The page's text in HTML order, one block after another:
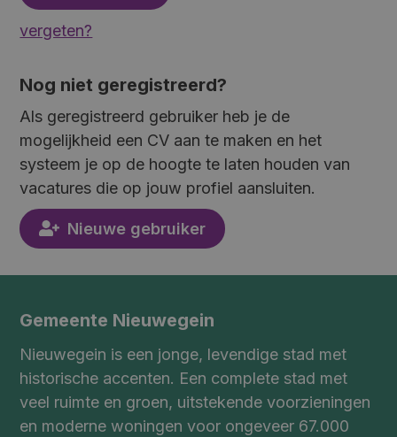
vergeten?
Nog niet geregistreerd?
Als geregistreerd gebruiker heb je de
mogelijkheid een CV aan te maken en het
systeem je op de hoogte te laten houden van
vacatures die op jouw profiel aansluiten.
Nieuwe gebruiker
Gemeente Nieuwegein
Nieuwegein is een jonge, levendige stad met
historische accenten. Een complete stad met
veel ruimte en groen, uitstekende voorzieningen
en moderne woningen voor ongeveer 67.000